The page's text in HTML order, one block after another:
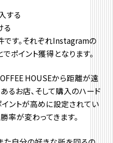
する
る
です。それぞれInstagramの
ポイント獲得となります。
HOUSEから距離が遠
るお店、そして購入のハード
ントが高めに設定されてい
率が変わってきます。